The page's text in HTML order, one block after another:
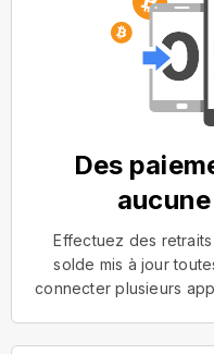
Des
Effectuez des
solde mis à jour
connecter plusieurs